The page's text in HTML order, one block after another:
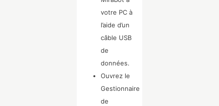
votre PC à
l’aide d’un
câble USB
de
données.
Ouvrez le
Gestionnaire
de